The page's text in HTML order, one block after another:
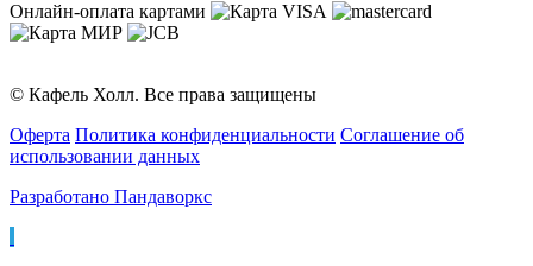
Онлайн-оплата картами
© Кафель Холл. Все права защищены
Оферта Политика конфиденциальности Соглашение об
использовании данных
Разработано Пандаворкс